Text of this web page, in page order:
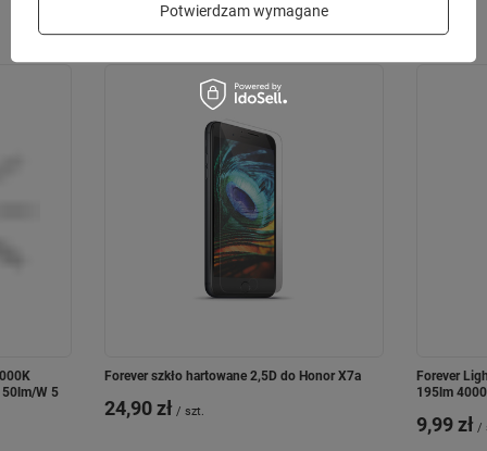
Poprzedni z tej kategorii
W 5
Forever szkło hartowane 2,5D do Honor X7a
24,90 zł / szt.
Forever
195lm
9,99 zł /
Następny z tej kategorii
Potwierdzam wymagane